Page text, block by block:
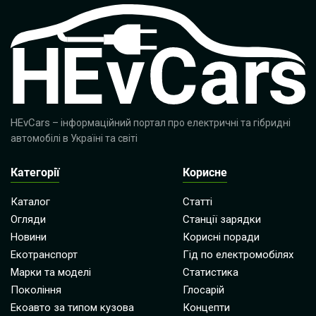
HEvCars – інформаційний портал про електричні та гібридні
автомобілі в Україні та світі
Категорії
Каталог
Огляди
Новини
Екотранспорт
Марки та моделі
Покоління
Екоавто за типом кузова
Корисне
Статті
Станції зарядки
Корисні поради
Гід по електромобілях
Статистика
Глосарій
Концепти